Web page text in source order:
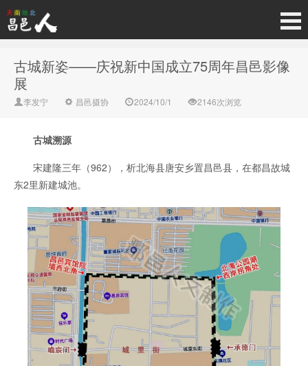
古城新姿——庆祝新中国成立75周年昌邑影像
展
李发宁 昌邑摄协 2024/10/1 2146次浏览
古城溯源
宋建隆三年（962），析北海县唐安乡置昌邑县，在都昌故城
东2里新建城池。